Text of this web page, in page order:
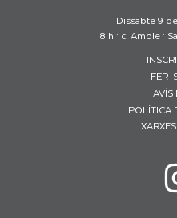
Dissabte 9
8 h · c. Ample ·
FER-
AVÍS
POLÍTICA